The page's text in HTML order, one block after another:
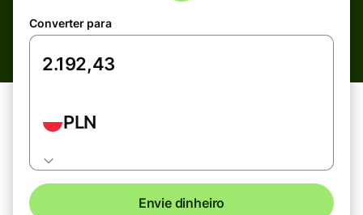
Converter para
PLN
Envie dinheiro